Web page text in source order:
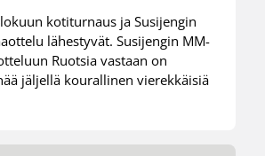
kotiturnaus ja Susijengin
lähestyvät. Susijengin MM-
Ruotsia vastaan on
jäljellä kourallinen vierekkäisiä